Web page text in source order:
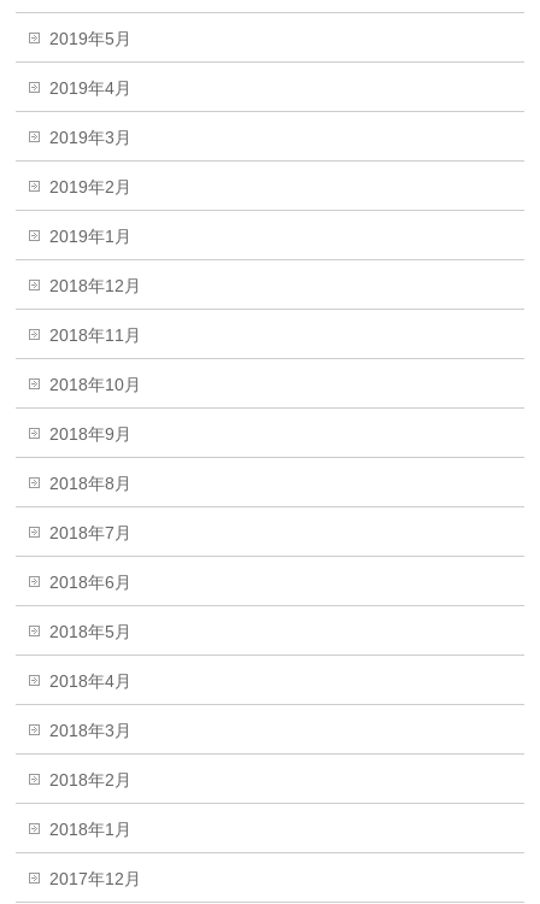
2019年5月
2019年4月
2019年3月
2019年2月
2019年1月
2018年12月
2018年11月
2018年10月
2018年9月
2018年8月
2018年7月
2018年6月
2018年5月
2018年4月
2018年3月
2018年2月
2018年1月
2017年12月